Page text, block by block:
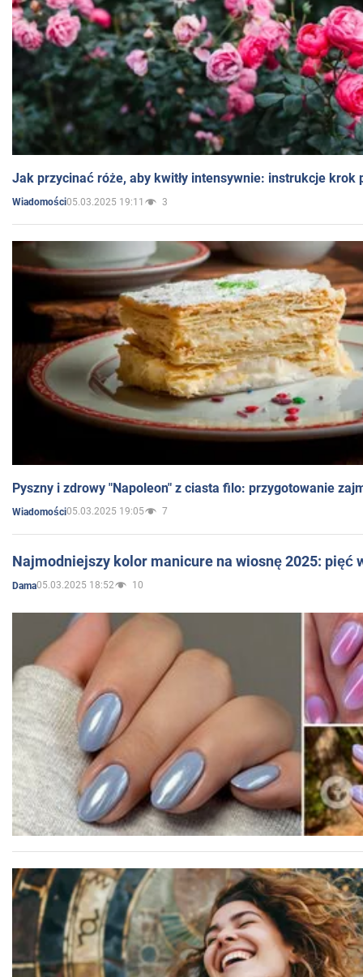
Jak przycinać róże, aby kwitły intensywnie: instrukcje krok
Wiadomości05.03.2025 19:11 3
Pyszny i zdrowy "Napoleon" z ciasta filo: przygotowanie
Wiadomości05.03.2025 19:05 7
Najmodniejszy kolor manicure na wiosnę 2025: pięć
Dama05.03.2025 18:52 10